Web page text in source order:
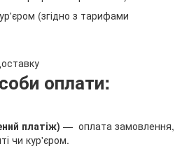
(згідно з тарифами
оплати:
платіж) — оплата замовлення,
чи кур'єром.